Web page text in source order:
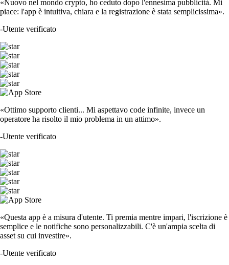
«Nuovo nel mondo crypto, ho ceduto dopo l'ennesima pubblicità. Mi
piace: l'app è intuitiva, chiara e la registrazione è stata semplicissima».
-Utente verificato
«Ottimo supporto clienti... Mi aspettavo code infinite, invece un
operatore ha risolto il mio problema in un attimo».
-Utente verificato
«Questa app è a misura d'utente. Ti premia mentre impari, l'iscrizione è
semplice e le notifiche sono personalizzabili. C'è un'ampia scelta di
asset su cui investire».
-Utente verificato